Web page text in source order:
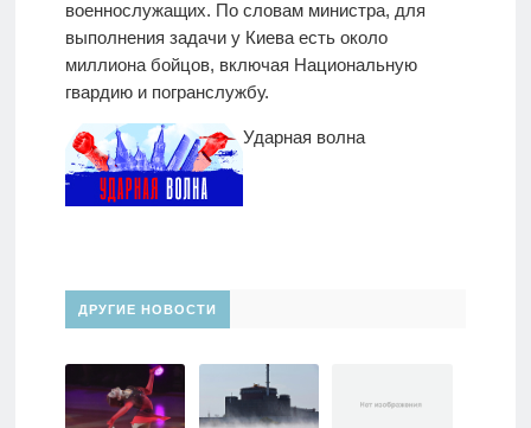
военнослужащих. По словам министра, для
выполнения задачи у Киева есть около
миллиона бойцов, включая Национальную
гвардию и погранслужбу.
Ударная волна
ДРУГИЕ НОВОСТИ